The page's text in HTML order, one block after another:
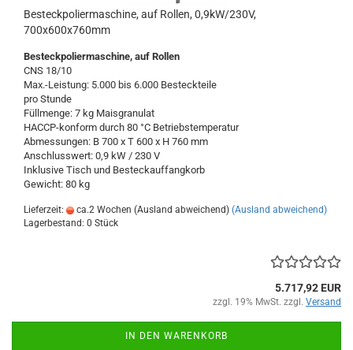
Besteckpoliermaschine, auf Rollen, 0,9kW/230V,
700x600x760mm
Besteckpoliermaschine, auf Rollen
CNS 18/10
Max.-Leistung: 5.000 bis 6.000 Besteckteile
pro Stunde
Füllmenge: 7 kg Maisgranulat
HACCP-konform durch 80 °C Betriebstemperatur
Abmessungen: B 700 x T 600 x H 760 mm
Anschlusswert: 0,9 kW / 230 V
Inklusive Tisch und Besteckauffangkorb
Gewicht: 80 kg
Lieferzeit: ca.2 Wochen (Ausland abweichend) (Ausland abweichend)
Lagerbestand: 0 Stück
5.717,92 EUR
zzgl. 19% MwSt. zzgl. Versand
IN DEN WARENKORB